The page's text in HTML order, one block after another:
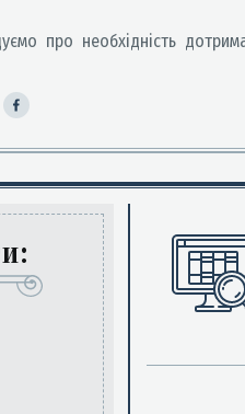
про необхідність